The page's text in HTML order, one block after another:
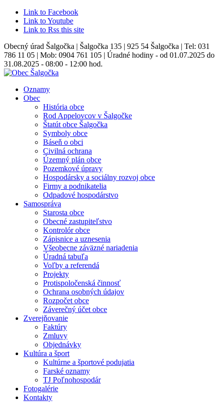
Link to Facebook
Link to Youtube
Link to Rss this site
Obecný úrad Šalgočka | Šalgočka 135 | 925 54 Šalgočka | Tel: 031
786 11 05 | Mob: 0904 761 105 | Úradné hodiny - od 01.07.2025 do
31.08.2025 - 08:00 - 12:00 hod.
Oznamy
Obec
História obce
Rod Appelovcov v Šalgočke
Štatút obce Šalgočka
Symboly obce
Báseň o obci
Civilná ochrana
Územný plán obce
Pozemkové úpravy
Hospodársky a sociálny rozvoj obce
Firmy a podnikatelia
Odpadové hospodárstvo
Samospráva
Starosta obce
Obecné zastupiteľstvo
Kontrolór obce
Zápisnice a uznesenia
Všeobecne záväzné nariadenia
Úradná tabuľa
Voľby a referendá
Projekty
Protispoločenská činnosť
Ochrana osobných údajov
Rozpočet obce
Záverečný účet obce
Zverejňovanie
Faktúry
Zmluvy
Objednávky
Kultúra a šport
Kultúrne a športové podujatia
Farské oznamy
TJ Poľnohospodár
Fotogalérie
Kontakty